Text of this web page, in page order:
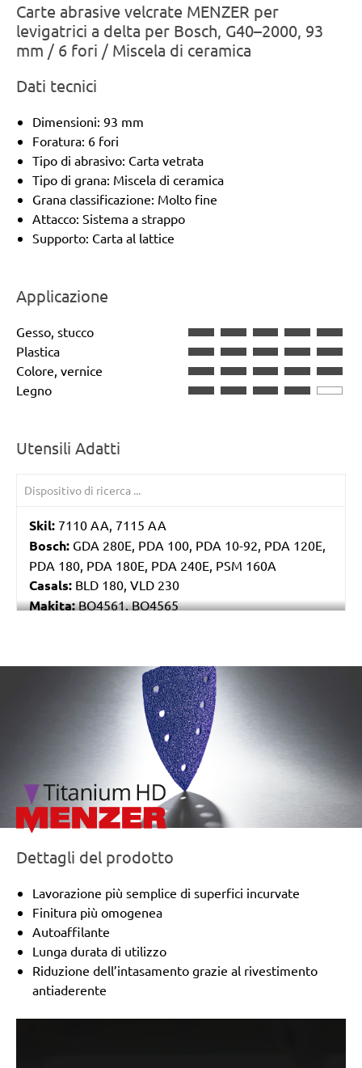
Carte abrasive velcrate MENZER per
levigatrici a delta per Bosch, G40–2000, 93
mm / 6 fori / Miscela di ceramica
Dati tecnici
Dimensioni: 93 mm
Foratura: 6 fori
Tipo di abrasivo: Carta vetrata
Tipo di grana: Miscela di ceramica
Grana classificazione: Molto fine
Attacco: Sistema a strappo
Supporto: Carta al lattice
Applicazione
Gesso, stucco
Plastica
Colore, vernice
Legno
Utensili Adatti
Skil: 7110 AA, 7115 AA
Bosch: GDA 280E, PDA 100, PDA 10-92, PDA 120E,
PDA 180, PDA 180E, PDA 240E, PSM 160A
Casals: BLD 180, VLD 230
Makita:BO4561, BO4565
Einhell:DE-G 200 E
KA510, KA511EKA, VP510
/marketing/parallax/menzer/parallax_logos/
Dettagli del prodotto
Lavorazione più semplice di superfici incurvate
Finitura più omogenea
Autoaffilante
Lunga durata di utilizzo
Riduzione dell’intasamento grazie al rivestimento
antiaderente